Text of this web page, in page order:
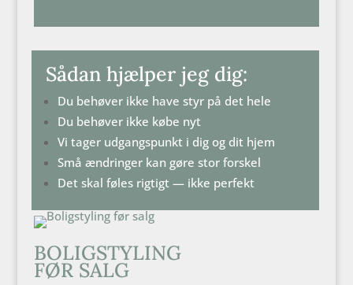
Sådan hjælper jeg dig:
Du behøver ikke have styr på det hele
Du behøver ikke købe nyt
Vi tager udgangspunkt i dig og dit hjem
Små ændringer kan gøre stor forskel
Det skal føles rigtigt — ikke perfekt
BOLIGSTYLING
FØR SALG